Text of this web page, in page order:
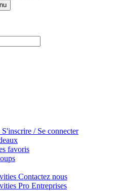
S'inscrire / Se connecter
favoris
Contactez nous
Entreprises